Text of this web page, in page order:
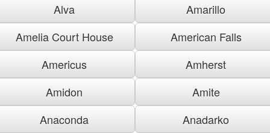
Alva
Amarillo
Amelia Court House
American Falls
Americus
Amherst
Amidon
Amite
Anaconda
Anadarko